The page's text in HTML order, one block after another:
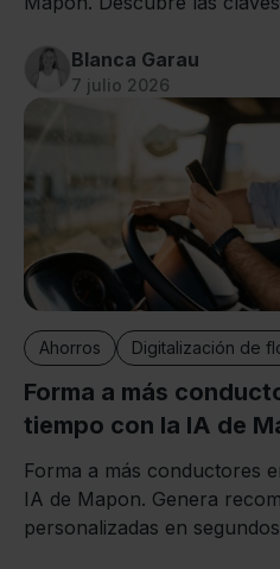
Blanca Garau
7 julio 2026
Ahorros Digitalización de
Forma a más
tiempo con la IA de
Forma a más conductores
IA de Mapon. Genera
personalizadas en